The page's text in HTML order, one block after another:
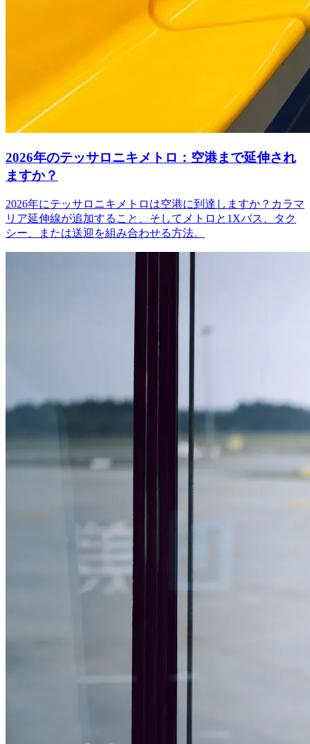
2026年のテッサロニキメトロ：空港まで延伸され
ますか？
2026年にテッサロニキメトロは空港に到達しますか？カラマ
リア延伸線が追加すること、そしてメトロと1Xバス、タク
シー、または送迎を組み合わせる方法。